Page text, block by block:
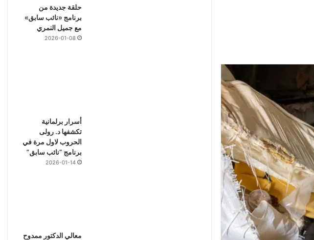
حلقة جديدة من
برنامج «نائب سابق»
مع جميل النمري
2026-01-08
أسرار برلمانية
تكشفها د. رولى
الحروب لاول مرة في
برنامج “نائب سابق”
2026-01-14
معالي الدكتور ممدوح